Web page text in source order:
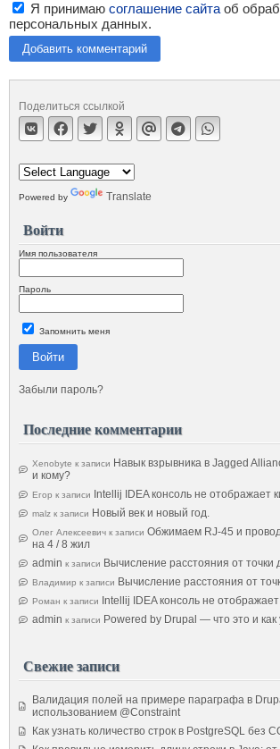
Я принимаю соглашение сайта об
персональных данных.
Добавить комментарий
Поделиться ссылкой
Powered by Translate
Войти
Имя пользователя
Пароль
Запомнить меня
Войти
Забыли пароль?
Последние комментарии
Xenobyte к записи Навык взрывника в Jagged
и кому?
Егор к записи Intellij IDEA консоль не отображает
malz к записи Новый век и новый год.
Олег Алексеевич к записи Обжимаем RJ-45 и
на 4 / 8 жил
admin к записи Вычисление расстояния от точки
Владимир к записи Вычисление расстояния от
Роман к записи
Intellij IDEA консоль не
admin к записи Powered by Drupal — что это и как
Свежие записи
Валидация полей на примере параграфа в
использованием @Constraint
Как узнать количество строк в PostgreSQL без